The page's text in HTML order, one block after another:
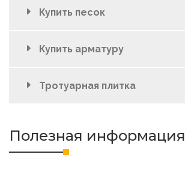
Купить песок
Купить арматуру
Тротуарная плитка
Полезная информация